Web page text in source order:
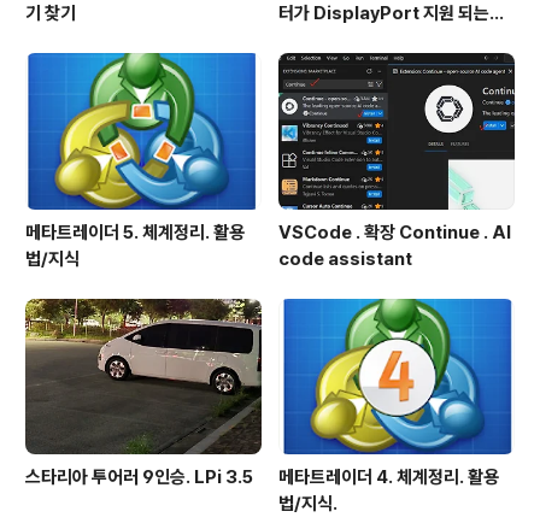
기 찾기
터가 DisplayPort 지원 되는지
메타트레이더 5. 체계정리. 활용
법/지식
VSCode . 확장 Continue . AI
code assistant
스타리아 투어러 9인승. LPi 3.5
메타트레이더 4. 체계정리. 활용
법/지식.